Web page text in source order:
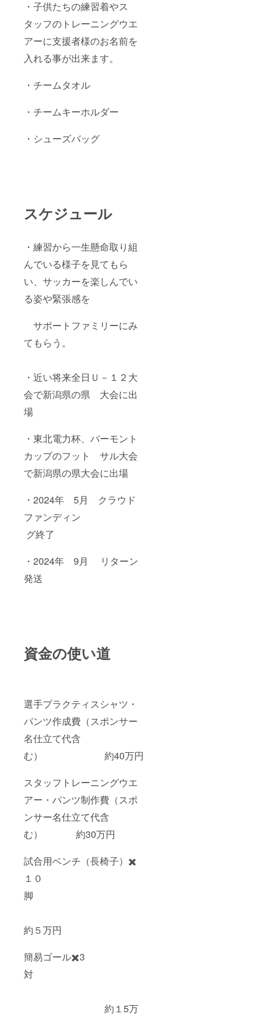
・子供たちの練習着やス
タッフのトレーニングウエ
アーに支援者様のお名前を
入れる事が出来ます。
・チームタオル
・チームキーホルダー
・シューズバッグ
スケジュール
・練習から一生懸命取り組
んでいる様子を見てもら
い、サッカーを楽しんでい
る姿や緊張感を
サポートファミリーにみ
てもらう。
・近い将来全日Ｕ－１２大
会で新潟県の県 大会に出
場
・東北電力杯、バーモント
カップのフット サル大会
で新潟県の県大会に出場
・2024年 5月 クラウド
ファンディン
グ終了
・2024年 9月 リターン
発送
資金の使い道
選手プラクティスシャツ・
パンツ作成費（スポンサー
名仕立て代含
む） 約40万円
スタッフトレーニングウエ
アー・パンツ制作費（スポ
ンサー名仕立て代含
む） 約30万円
試合用ベンチ（長椅子）✖️
１０
脚
約５万円
簡易ゴール✖️3
対
約１5万